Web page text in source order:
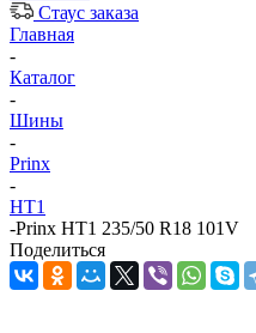
Стаус заказа
Главная
-
Каталог
-
Шины
-
Prinx
-
HT1
-Prinx HT1 235/50 R18 101V
Поделиться